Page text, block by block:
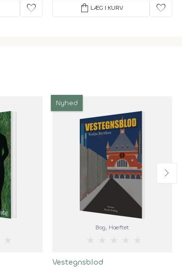
favorite shopping_bag LÆG I KURV favorite
Nyhed
Bog, Hæftet
Vestegnsblod